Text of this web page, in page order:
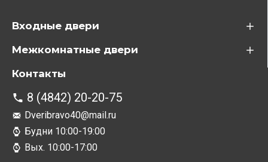
Входные двери
Межкомнатные двери
Контакты
8 (4842) 20-20-75
Dveribravo40@mail.ru
Будни 10:00-19:00
Вых. 10:00-17:00